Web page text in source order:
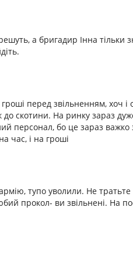
а бригадир Інна тільки
перед звільненням, хоч і
скотини. На ринку зараз
персонал, бо це зараз
час, і на гроші
тупо уволили. Не
прокол- ви звільнені. На